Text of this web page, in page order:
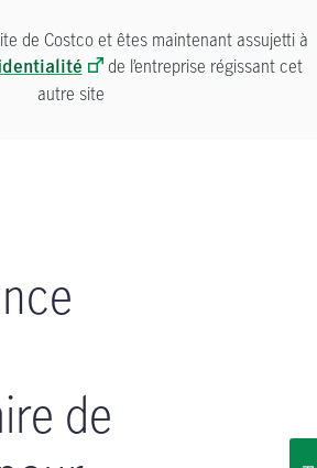
de Costco et êtes maintenant assujetti à
de l’entreprise régissant cet
autre site
de